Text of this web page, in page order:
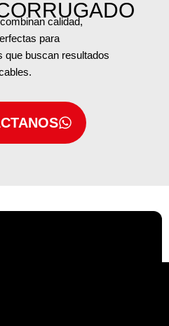
calidad,
para
que buscan resultados